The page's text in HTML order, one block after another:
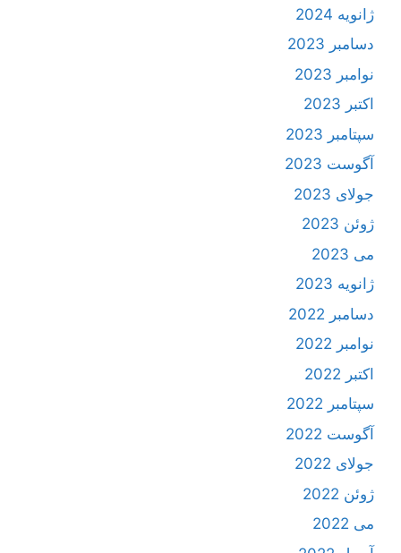
ژانویه 2024
دسامبر 2023
نوامبر 2023
اکتبر 2023
سپتامبر 2023
آگوست 2023
جولای 2023
ژوئن 2023
می 2023
ژانویه 2023
دسامبر 2022
نوامبر 2022
اکتبر 2022
سپتامبر 2022
آگوست 2022
جولای 2022
ژوئن 2022
می 2022